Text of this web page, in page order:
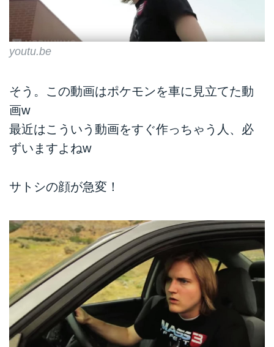
youtu.be
そう。この動画はポケモンを車に見立てた動
画w
最近はこういう動画をすぐ作っちゃう人、必
ずいますよねw
サトシの顔が急変！